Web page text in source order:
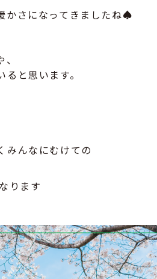
かさになってきましたね♠
と思います。
みんなにむけての
ります